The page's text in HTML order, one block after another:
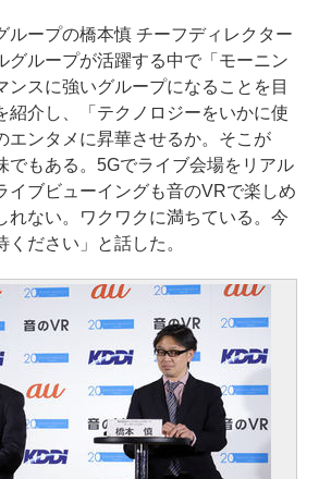
ープの橋本慎 チーフディレクター
グループが活躍する中で「モーニン
ンスに強いグループになることを目
紹介し、「テクノロジーをいかに使
エンタメに昇華させるか。そこが
でもある。5Gでライブ会場をリアル
イブビューイングも音のVRで楽しめ
れない。ワクワクに満ちている。今
ください」と話した。